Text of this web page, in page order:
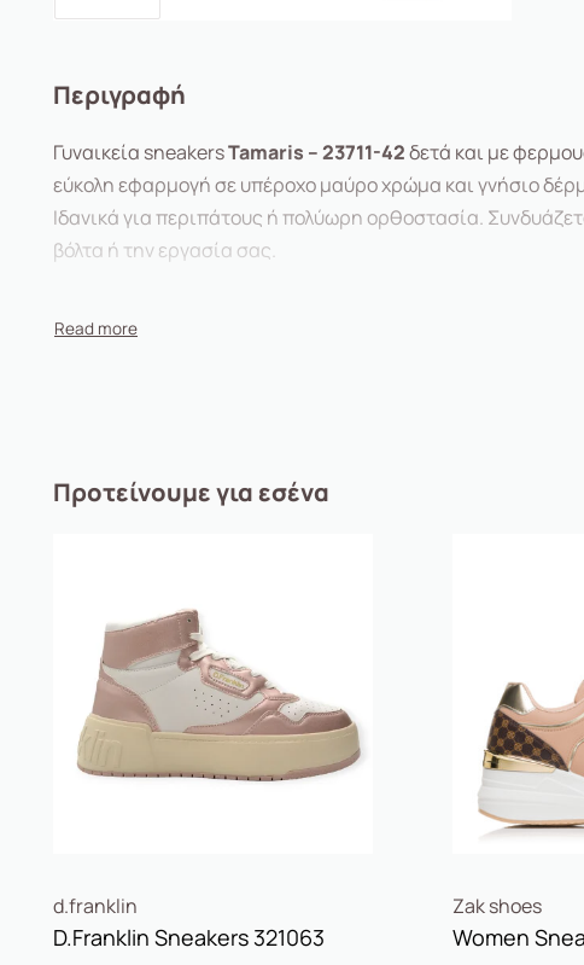
Περιγραφή
Γυναικεία sneakersTamaris – 23711-42δετά και με
εύκολη εφαρμογή σε υπέροχο μαύρο χρώμα και γνήσιο
Ιδανικά για περιπάτους ή πολύωρη ορθοστασία.
βόλτα ή την εργασία σας.
Προτείνουμε για εσένα
d.franklin
D.franklin Sneakers 321063
Zak shoes